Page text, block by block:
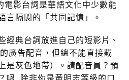
影台詞是華語文化中少數能
言隔閡的「共同記憶」。
經典台詞放進自己的短影片、
廣告配音，但總不能直接截
是灰色地帶）。請配音員？預